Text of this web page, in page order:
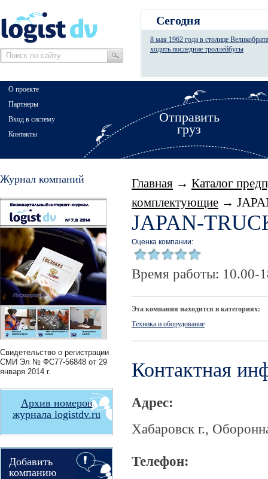
Сегодня
8 мая 1962 года в столице
ходить последние троллейбусы
Отправить
груз
О проекте
Партнеры
Вход в систему
Контакты
Журнал компаний
Свидетельство о регистрации
СМИ Эл № ФС77-56848 от 29
января 2014 г.
Архив номеров
журнала logistdv.ru
Добавить
компанию
Главная → Каталог
комплектующие →
JAPAN-
Оценка компании:
Время работы: 10.00-
Эта компания находится в категориях:
Техника и оборудование
Контактная
Адрес:
Хабаровск г.,
Телефон: